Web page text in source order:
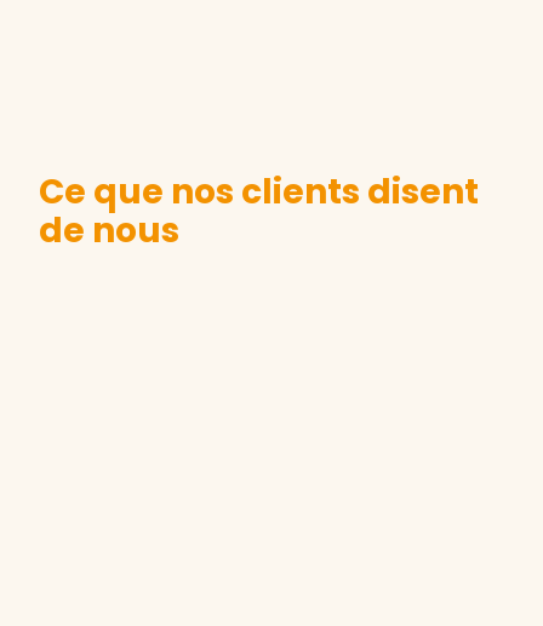
Ce que nos clients disent
de nous